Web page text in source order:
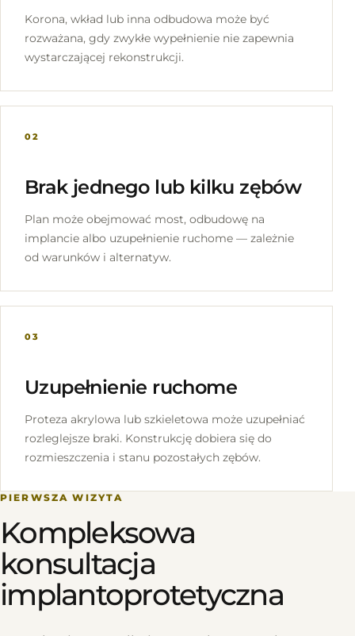
Korona, wkład lub inna odbudowa może być
rozważana, gdy zwykłe wypełnienie nie zapewnia
wystarczającej rekonstrukcji.
02
Brak jednego lub kilku zębów
Plan może obejmować most, odbudowę na
implancie albo uzupełnienie ruchome — zależnie
od warunków i alternatyw.
03
Uzupełnienie ruchome
Proteza akrylowa lub szkieletowa może uzupełniać
rozleglejsze braki. Konstrukcję dobiera się do
rozmieszczenia i stanu pozostałych zębów.
PIERWSZA WIZYTA
Kompleksowa
konsultacja
implantoprotetyczna